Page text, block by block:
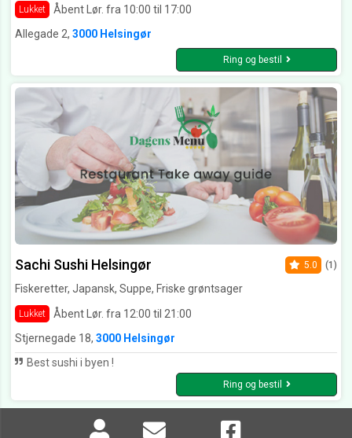
Lukket
Åbent Lør. fra 10:00 til 17:00
Allegade 2, 3000 Helsingør
Ring og bestil
Sachi Sushi Helsingør
Fiskeretter, Japansk, Suppe, Friske grøntsager
Lukket Åbent Lør. fra 12:00 til 21:00
5.0 (1)
Stjernegade 18, 3000 Helsingør
Best sushi i byen !
Ring og bestil